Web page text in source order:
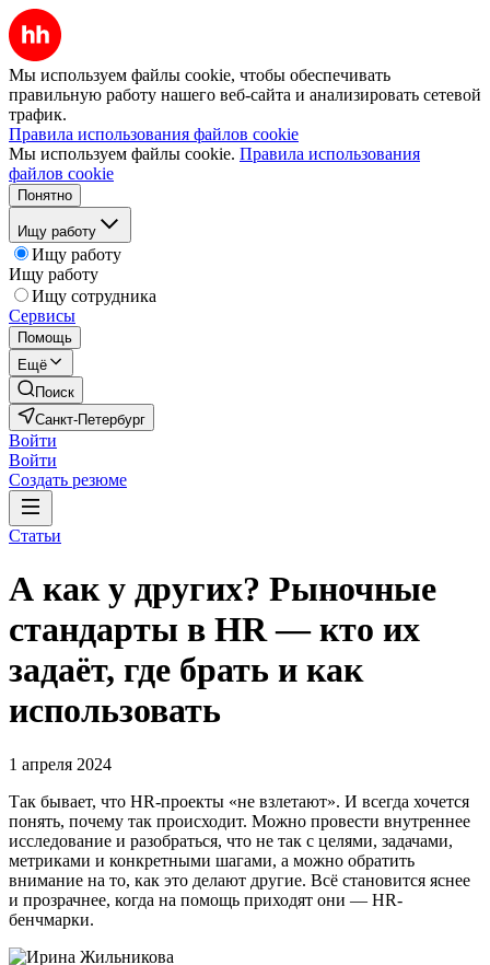
Мы используем файлы cookie, чтобы обеспечивать
правильную работу нашего веб-сайта и анализировать сетевой
трафик.
Правила использования файлов cookie
Мы используем файлы cookie. Правила использования
файлов cookie
Понятно
Ищу работу
Ищу работу
Ищу работу
Ищу сотрудника
Сервисы
Помощь
Ещё
Поиск
Санкт-Петербург
Войти
Войти
Создать резюме
Статьи
А как у других? Рыночные
стандарты в HR — кто их
задаёт, где брать и как
использовать
1 апреля 2024
Так бывает, что HR-проекты «не взлетают». И всегда хочется
понять, почему так происходит. Можно провести внутреннее
исследование и разобраться, что не так с целями, задачами,
метриками и конкретными шагами, а можно обратить
внимание на то, как это делают другие. Всё становится яснее
и прозрачнее, когда на помощь приходят они — HR-
бенчмарки.